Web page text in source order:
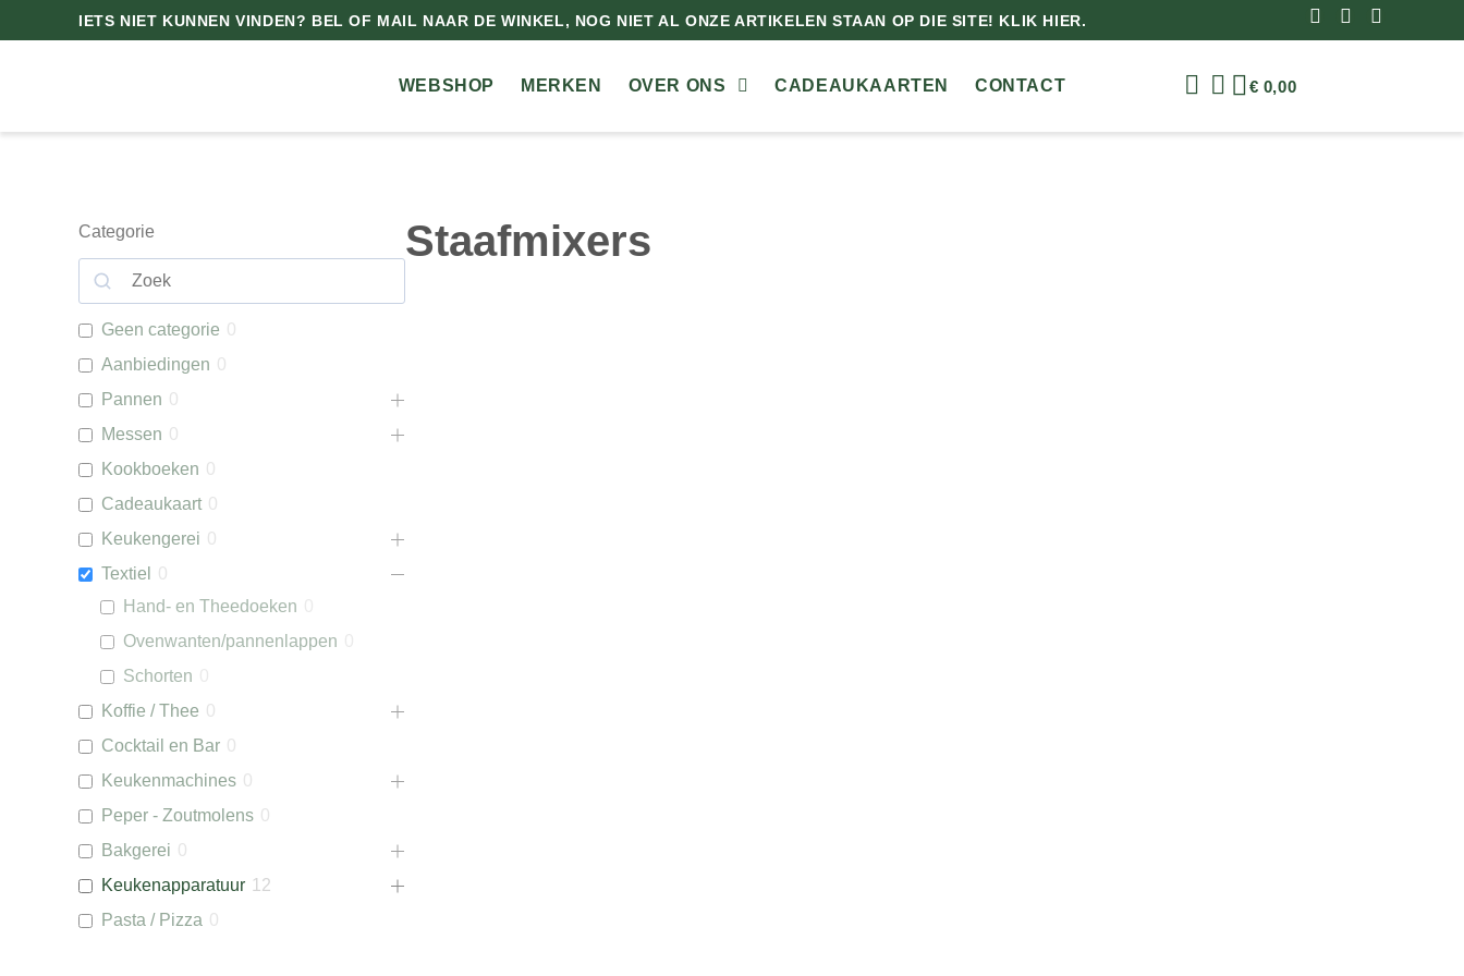
IETS NIET KUNNEN VINDEN? BEL OF MAIL NAAR DE WINKEL, NOG NIET AL ONZE ARTIKELEN STAAN OP DIE SITE! KLIK HIER.
WEBSHOP MERKEN OVER ONS CADEAUKAARTEN CONTACT € 0,00
Categorie
Geen categorie 0
Aanbiedingen 0
Pannen 0
Messen 0
Kookboeken 0
Cadeaukaart 0
Keukengerei 0
Textiel
0
Hand- en Theedoeken
Ovenwanten/pannenlappen
Schorten
Koffie / Thee 0
Cocktail en Bar 0
Keukenmachines 0
Peper - Zoutmolens 0
Bakgerei 0
Keukenapparatuur 12
Pasta / Pizza 0
Staafmixers